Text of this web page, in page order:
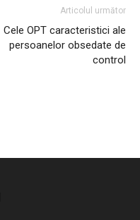
Articolul următor
Cele OPT caracteristici ale
persoanelor obsedate de
control